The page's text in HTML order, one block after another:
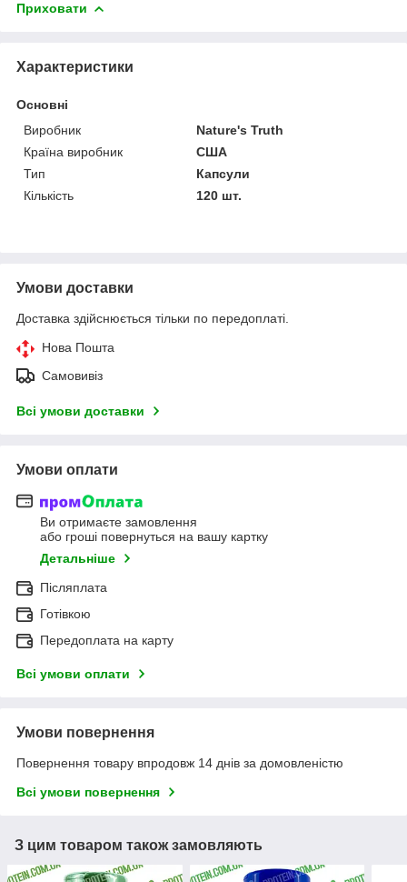
Приховати
Характеристики
Основні
Виробник
Nature's Truth
Країна виробник
США
Тип
Капсули
Кількість
120 шт.
Умови доставки
Доставка здійснюється тільки по передоплаті.
Нова Пошта
Самовивіз
Всі умови доставки
Умови оплати
Ви отримаєте замовлення
або гроші повернуться на вашу картку
Детальніше
Післяплата
Готівкою
Передоплата на карту
Всі умови оплати
Умови повернення
Повернення товару впродовж 14 днів за домовленістю
Всі умови повернення
З цим товаром також замовляють